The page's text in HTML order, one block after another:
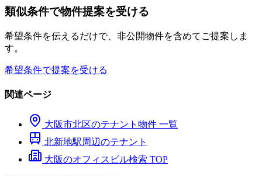
類似条件で物件提案を受ける
希望条件を伝えるだけで、非公開物件を含めてご提案しま
す。
希望条件で提案を受ける
関連ページ
大阪市北区のテナント物件 一覧
北新地駅周辺のテナント
大阪のオフィスビル検索 TOP